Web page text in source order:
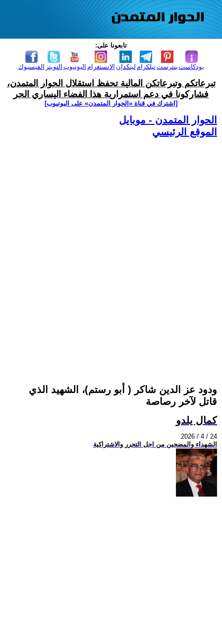
تابعونا على:
الفيسبوك التويتر اليوتيوب الانستغرام لينكدإن تيلكرامبنترست بودكاست
تبرعاتكم وتبرعاتكن المالية تحفظ استقلال الحوار المتمدن،
فشاركونا في دعم استمرارية هذا الفضاء اليساري الحر
[اشترك في قناة ‫«الحوار المتمدن» على اليوتيوب]
الحوار المتمدن - موبايل
الموقع الرئيسي
ودود عز الدين شاكر ( أبو رستم)، الشهيد الذي
قاتل لآخر رصاصة
كمال يلدو
2026 / 4 / 24
الشهداء والمضحين من اجل التحرر والاشتراكية